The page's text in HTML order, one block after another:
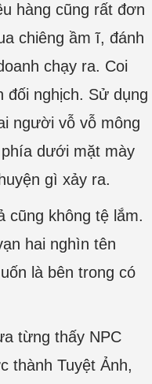
hàng cũng rất đơn
chiêng ầm ĩ, đánh
chạy ra. Coi
đối nghịch. Sử dụng
người vỗ vỗ mông
dưới mặt mày
gì xảy ra.
cũng không tệ lắm.
hai nghìn tên
là bên trong có
từng thấy NPC
thành Tuyệt Ảnh,